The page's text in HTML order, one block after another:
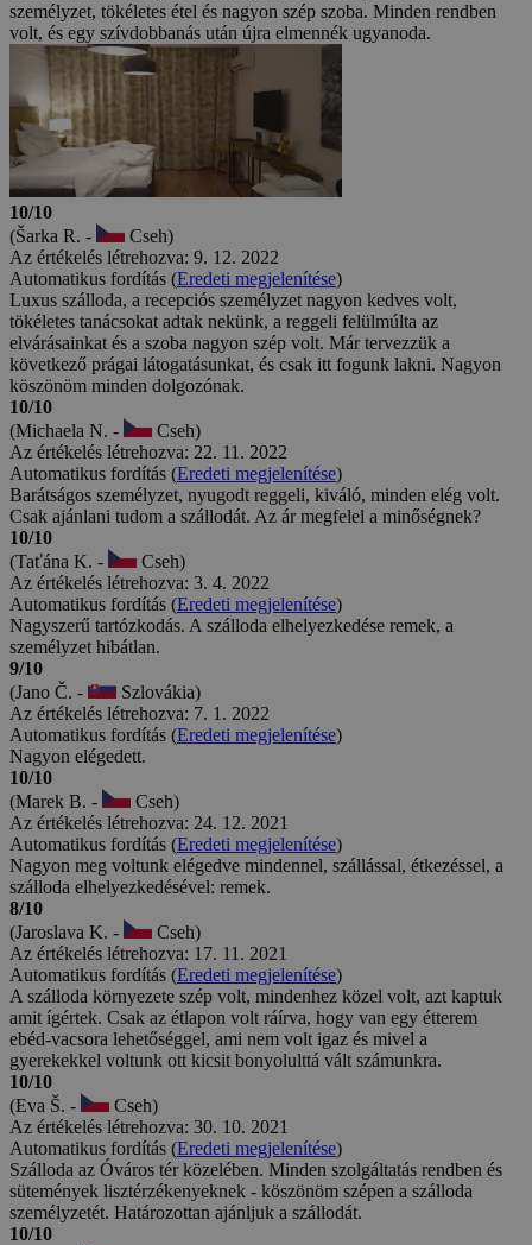
személyzet, tökéletes étel és nagyon szép szoba. Minden rendben
volt, és egy szívdobbanás után újra elmennék ugyanoda.
10/10
(Šarka R. -
Cseh)
Az értékelés létrehozva: 9. 12. 2022
Automatikus fordítás (Eredeti megjelenítése)
Luxus szálloda, a recepciós személyzet nagyon kedves volt,
tökéletes tanácsokat adtak nekünk, a reggeli felülmúlta az
elvárásainkat és a szoba nagyon szép volt. Már tervezzük a
következő prágai látogatásunkat, és csak itt fogunk lakni. Nagyon
köszönöm minden dolgozónak.
10/10
(Michaela N. -
Cseh)
Az értékelés létrehozva: 22. 11. 2022
Automatikus fordítás (Eredeti megjelenítése)
Barátságos személyzet, nyugodt reggeli, kiváló, minden elég volt.
Csak ajánlani tudom a szállodát. Az ár megfelel a minőségnek?
10/10
(Taťána K. -
Cseh)
Az értékelés létrehozva: 3. 4. 2022
Automatikus fordítás (Eredeti megjelenítése)
Nagyszerű tartózkodás. A szálloda elhelyezkedése remek, a
személyzet hibátlan.
9/10
(Jano Č. -
Szlovákia)
Az értékelés létrehozva: 7. 1. 2022
Automatikus fordítás (Eredeti megjelenítése)
Nagyon elégedett.
10/10
(Marek B. -
Cseh)
Az értékelés létrehozva: 24. 12. 2021
Automatikus fordítás (Eredeti megjelenítése)
Nagyon meg voltunk elégedve mindennel, szállással, étkezéssel, a
szálloda elhelyezkedésével: remek.
8/10
(Jaroslava K. -
Cseh)
Az értékelés létrehozva: 17. 11. 2021
Automatikus fordítás (Eredeti megjelenítése)
A szálloda környezete szép volt, mindenhez közel volt, azt kaptuk
amit ígértek. Csak az étlapon volt ráírva, hogy van egy étterem
ebéd-vacsora lehetőséggel, ami nem volt igaz és mivel a
gyerekekkel voltunk ott kicsit bonyolulttá vált számunkra.
10/10
(Eva Š. -
Cseh)
Az értékelés létrehozva: 30. 10. 2021
Automatikus fordítás (Eredeti megjelenítése)
Szálloda az Óváros tér közelében. Minden szolgáltatás rendben és
sütemények lisztérzékenyeknek - köszönöm szépen a szálloda
személyzetét. Határozottan ajánljuk a szállodát.
10/10